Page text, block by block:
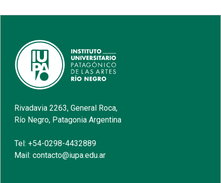
Rivadavia 2263, General Roca,
Río Negro, Patagonia Argentina
Tel: +54-0298-4432889
Mail: contacto@iupa.edu.ar